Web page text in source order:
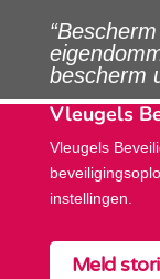
bescherm
Vleugels
Vleugels
instellingen.
Meld